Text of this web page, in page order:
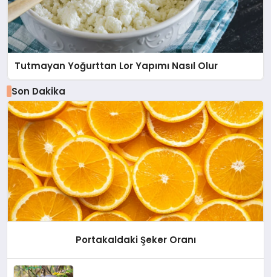
Tutmayan Yoğurttan Lor Yapımı Nasıl Olur
Son Dakika
Portakaldaki Şeker Oranı